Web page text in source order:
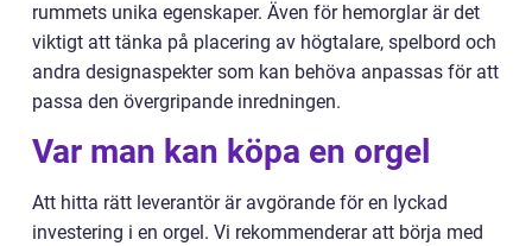
rummets unika egenskaper. Även för hemorglar är det
viktigt att tänka på placering av högtalare, spelbord och
andra designaspekter som kan behöva anpassas för att
passa den övergripande inredningen.
Var man kan köpa en orgel
Att hitta rätt leverantör är avgörande för en lyckad
investering i en orgel. Vi rekommenderar att börja med